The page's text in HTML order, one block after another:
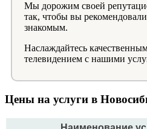
Мы дорожим своей
так, чтобы вы
знакомым.
Наслаждайтесь
телевидением с нашими
Цены на услуги в